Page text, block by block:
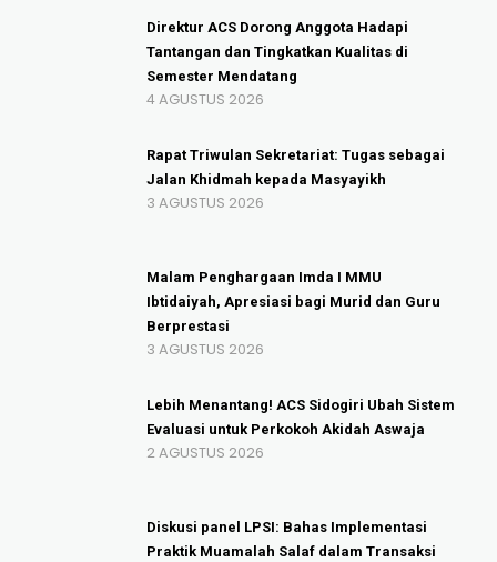
Direktur ACS Dorong Anggota Hadapi
Tantangan dan Tingkatkan Kualitas di
Semester Mendatang
4 AGUSTUS 2026
Rapat Triwulan Sekretariat: Tugas sebagai
Jalan Khidmah kepada Masyayikh
3 AGUSTUS 2026
Malam Penghargaan Imda I MMU
Ibtidaiyah, Apresiasi bagi Murid dan Guru
Berprestasi
3 AGUSTUS 2026
Lebih Menantang! ACS Sidogiri Ubah Sistem
Evaluasi untuk Perkokoh Akidah Aswaja
2 AGUSTUS 2026
Diskusi panel LPSI: Bahas Implementasi
Praktik Muamalah Salaf dalam Transaksi